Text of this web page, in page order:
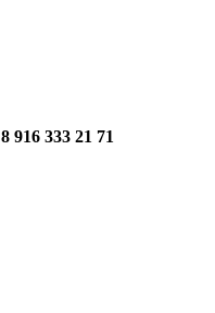
8 916 333 21 71